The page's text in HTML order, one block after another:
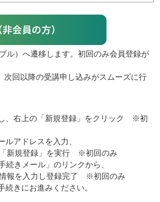
ル）へ遷移します。初回のみ会員登録が
回以降の受講申し込みがスムーズに行
、右上の「新規登録」をクリック ※初
アドレスを入力、
新規登録」を実行 ※初回のみ
きメール」のリンクから、
報を入力し登録完了 ※初回のみ
きにお進みください。